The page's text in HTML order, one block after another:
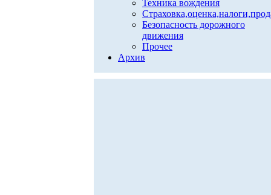
Техника вождения
Безопасность дорожного
движения
Прочее
Архив